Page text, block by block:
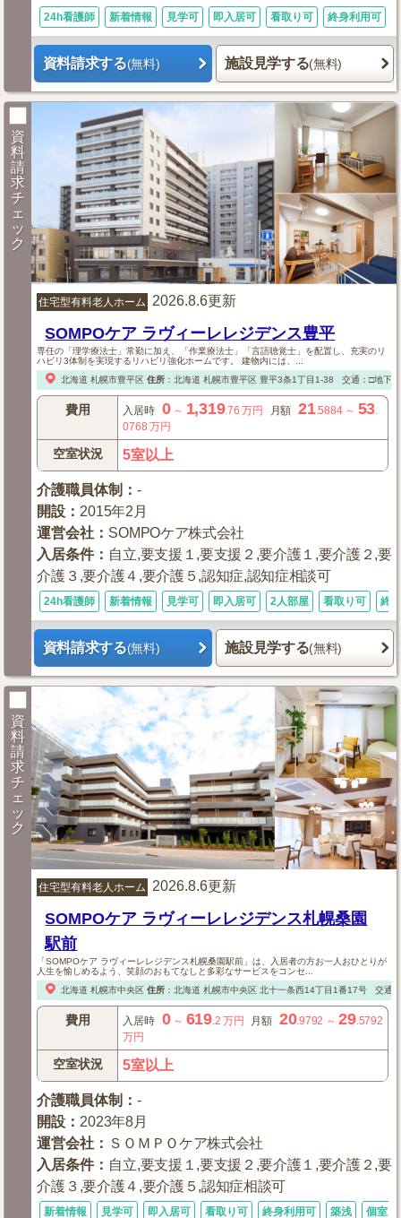
24h看護師 新着情報 見学可 即入居可 看取り可 終身利用可
資料請求する(無料) 施設見学する(無料)
資
料
請
求
チ
ェ
ッ
ク
住宅型有料老人ホーム 2026.8.6更新
SOMPOケア ラヴィーレレジデンス豊平
専任の「理学療法士」常勤に加え、「作業療法士」「言語聴覚士」を配置し、充実のリ
ハビリ3体制を実現するリハビリ強化ホームです。 建物内には、...
北海道 札幌市豊平区 住所： 北海道 札幌市豊平区豊平3条1丁目1-38 交通：□地下
費用 入居時 0～ 1,319.76 万円 月額 21.5884～ 53.
0768 万円
空室状況 5室以上
介護職員体制 ：-
開設 ： 2015年2月
運営会社 ： SOMPOケア株式会社
入居条件： 自立,要支援１,要支援２,要介護１,要介護２,要
介護３,要介護４,要介護５,認知症,認知症相談可
24h看護師 新着情報 見学可 即入居可 2人部屋 看取り可 終
資料請求する(無料) 施設見学する(無料)
資
料
請
求
チ
ェ
ッ
ク
住宅型有料老人ホーム 2026.8.6更新
SOMPOケア ラヴィーレレジデンス札幌桑園
駅前
「SOMPOケア ラヴィーレレジデンス札幌桑園駅前」は、入居者の方お一人おひとりが
人生を愉しめるよう、笑顔のおもてなしと多彩なサービスをコンセ...
北海道 札幌市中央区 住所： 北海道 札幌市中央区北十一条西14丁目1番17号 交通
費用 入居時 0～ 619.2 万円 月額 20.9792 ～29.5792
万円
空室状況 5室以上
介護職員体制 ：-
開設 ： 2023年8月
運営会社 ： ＳＯＭＰＯケア株式会社
入居条件： 自立,要支援１,要支援２,要介護１,要介護２,要
介護３,要介護４,要介護５,認知症相談可
新着情報 見学可 即入居可 看取り可 終身利用可 築浅 個室あ